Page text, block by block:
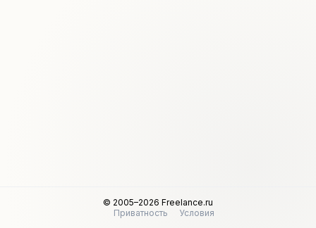
© 2005–2026 Freelance.ru
Приватность
Условия